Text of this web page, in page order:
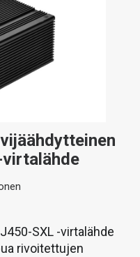
SXL -virtalähde
rivoitettujen